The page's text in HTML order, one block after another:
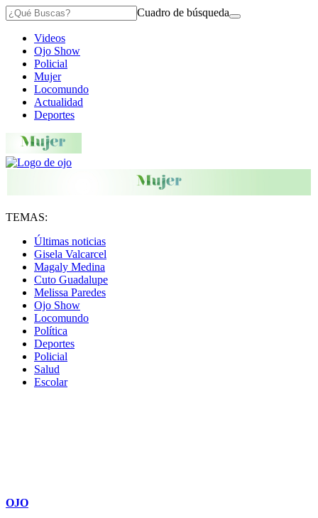
Cuadro de búsqueda
Videos
Ojo Show
Policial
Mujer
Locomundo
Actualidad
Deportes
TEMAS:
Últimas noticias
Gisela Valcarcel
Magaly Medina
Cuto Guadalupe
Melissa Paredes
Ojo Show
Locomundo
Política
Deportes
Policial
Salud
Escolar
OJO